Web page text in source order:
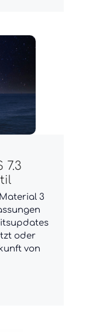
7.3
3
oder
von